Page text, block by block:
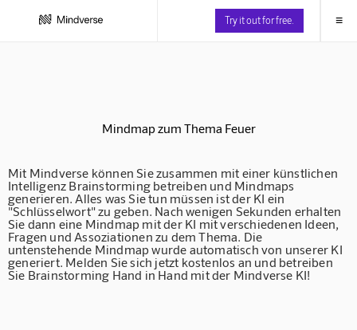
Try it out for free. ≡
Mindmap zum Thema Feuer
Mit Mindverse können Sie zusammen mit einer künstlichen
Intelligenz Brainstorming betreiben und Mindmaps
generieren. Alles was Sie tun müssen ist der KI ein
"Schlüsselwort" zu geben. Nach wenigen Sekunden erhalten
Sie dann eine Mindmap mit der KI mit verschiedenen Ideen,
Fragen und Assoziationen zu dem Thema. Die
untenstehende Mindmap wurde automatisch von unserer KI
generiert. Melden Sie sich jetzt kostenlos an und betreiben
Sie Brainstorming Hand in Hand mit der Mindverse KI!